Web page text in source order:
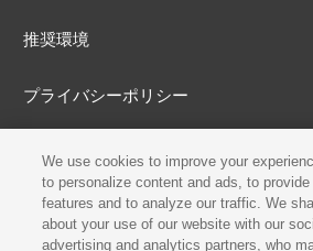
推奨環境
プライバシーポリシー
Cookieポリシー
アクセシビリティ方針
We use cookies to improve your
to personalize content and ads, to
features and to analyze our traffic. We
about your use of our website with our
advertising and analytics partners, who